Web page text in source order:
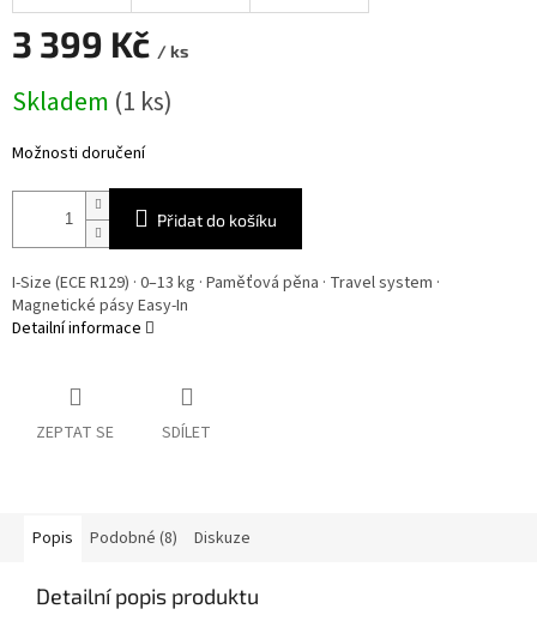
3 399 Kč / ks
cena:
Skladem (1 ks)
Možnosti doručení
Přidat do košíku
I-Size (ECE R129) · 0–13 kg · Paměťová pěna · Travel system ·
Magnetické pásy Easy-In
Detailní informace
ZEPTAT SE SDÍLET
Popis Podobné (8) Diskuze
Detailní popis produktu